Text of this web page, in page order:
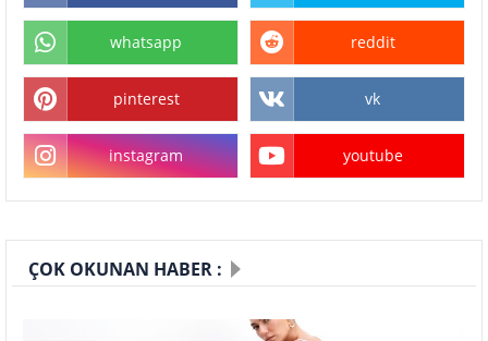
whatsapp reddit
pinterest vk
instagram youtube
ÇOK OKUNAN HABER :